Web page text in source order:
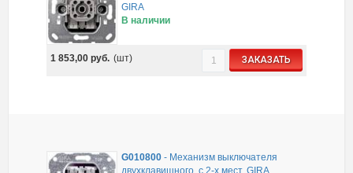
GIRA
В наличии
1 853,00 руб. (шт) ЗАКАЗАТЬ
G010800- Механизм выключателя